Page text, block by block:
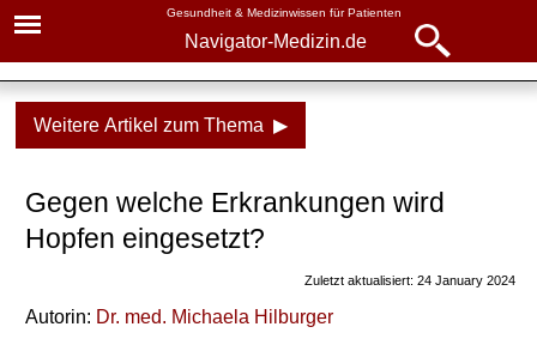
Gesundheit & Medizinwissen für Patienten
Navigator-Medizin.de
Weitere Artikel zum Thema ▶
Gegen welche Erkrankungen wird
Hopfen eingesetzt?
Zuletzt aktualisiert: 24 January 2024
Autorin: Dr. med. Michaela Hilburger
Navigator-Medizin.de
► Krankheiten
► Diagnostik & Laborwerte
► Therapieverfahren
Navigator-
Medizin.de
▾
Hopfen
Anwendung